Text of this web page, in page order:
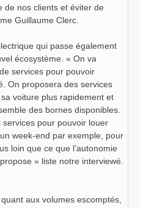
de nos clients et éviter de
Guillaume Clerc.
qui passe également
écosystème. « On va
services pour pouvoir
On proposera des services
voiture plus rapidement et
des bornes disponibles.
pour pouvoir louer
week-end par exemple, pour
loin que ce que l’autonomie
» liste notre interviewé.
aux volumes escomptés,